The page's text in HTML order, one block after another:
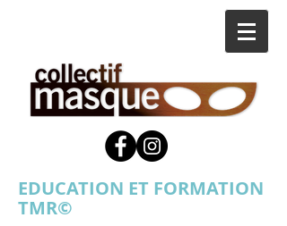
EDUCATION ET FORMATION
TMR©